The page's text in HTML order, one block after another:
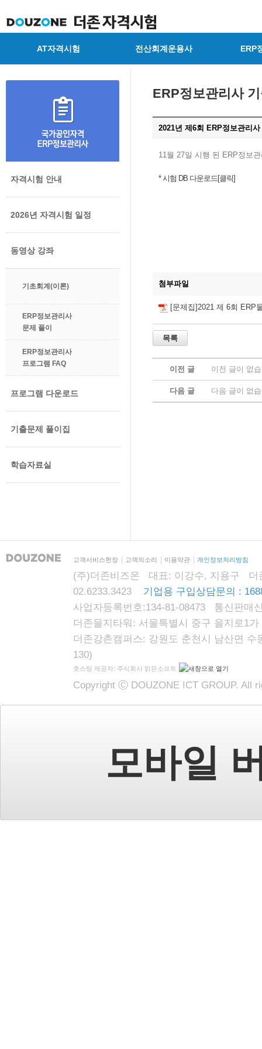
AT자격시험 전산회계운용사 ERP
자격시험 안내
2026년 자격시험 일정
동영상 강좌
기초회계(이론)
ERP정보관리사
문제 풀이
ERP정보관리사
프로그램 FAQ
프로그램 다운로드
기출문제 풀이집
학습자료실
ERP정보관리사
2021년 제6회 ERP정보관리
11월 27일 시행 된 ERP정보
* 시험 DB 다운로드[클릭]
첨부파일
[문제집]2021 제 6회 ERP
이전 글 이전 글이 없
다음 글 다음 글이 없
고객서비스헌장 고객의소리 이용약관 개인정보처리방침
(주)더존비즈온 대표: 이강수, 지용구 더
02.6233.3423 기업용 구입상담문의 :
사업자등록번호:134-81-08473 통신판매
더존을지타워: 서울특별시 중구 을지로1
더존강촌캠퍼스: 강원도 춘천시 남산면
130)
호스팅 제공자: 주식회사 맑은소프트
Copyright Ⓒ DOUZONE ICT GROUP. All
모바일